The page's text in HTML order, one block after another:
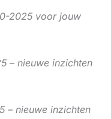
2025 voor jouw
– nieuwe inzichten
– nieuwe inzichten